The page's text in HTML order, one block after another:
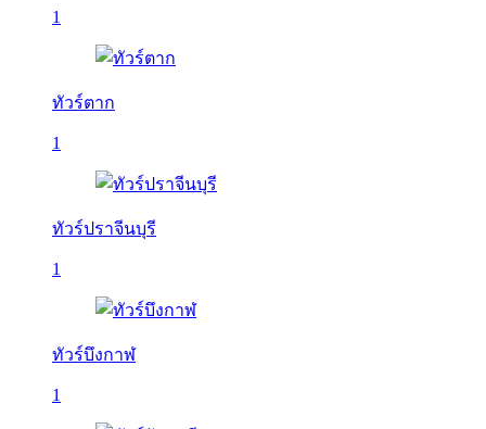
1
ทัวร์ตาก
1
ทัวร์ปราจีนบุรี
1
ทัวร์บึงกาฬ
1